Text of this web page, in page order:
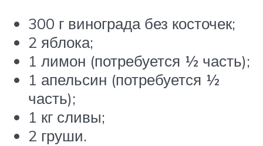
300 г винограда без косточек;
2 яблока;
1 лимон (потребуется ½ часть);
1 апельсин (потребуется ½
часть);
1 кг сливы;
2 груши.